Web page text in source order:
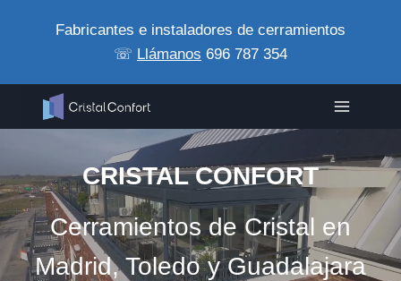
Fabricantes e instaladores de cerramientos
☏ Llámanos 696 787 354
CRISTAL CONFORT
Cerramientos de Cristal en
Madrid, Toledo y Guadalajara